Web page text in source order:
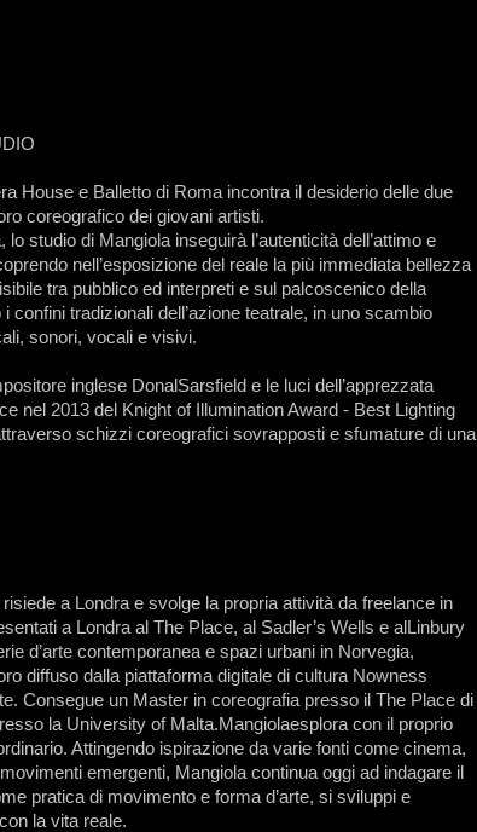
House e Balletto di Roma incontra il desiderio delle due
coreografico dei giovani artisti.
studio di Mangiola inseguirà l’autenticità dell’attimo e
nell’esposizione del reale la più immediata bellezza
tra pubblico ed interpreti e sul palcoscenico della
tradizionali dell’azione teatrale, in uno scambio
sonori, vocali e visivi.
inglese DonalSarsfield e le luci dell’apprezzata
nel 2013 del Knight of Illumination Award - Best Lighting
schizzi coreografici sovrapposti e sfumature di una
a Londra e svolge la propria attività da freelance in
a Londra al The Place, al Sadler’s Wells e alLinbury
d’arte contemporanea e spazi urbani in Norvegia,
diffuso dalla piattaforma digitale di cultura Nowness
Consegue un Master in coreografia presso il The Place di
la University of Malta.Mangiolaesplora con il proprio
Attingendo ispirazione da varie fonti come cinema,
emergenti, Mangiola continua oggi ad indagare il
pratica di movimento e forma d’arte, si sviluppi e
la vita reale.